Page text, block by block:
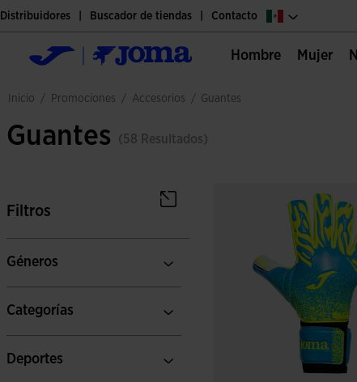
Distribuidores Buscador de tiendas Contacto
Hombre Mujer
inicio / promociones / accesorios / guantes
Guantes (58 Resultados)
Filtros
Géneros
Categorías
Deportes